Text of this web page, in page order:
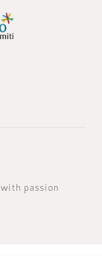
with passion